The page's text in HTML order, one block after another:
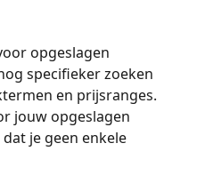
opgeslagen
specifieker zoeken
en prijsranges.
jouw opgeslagen
je geen enkele